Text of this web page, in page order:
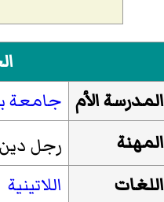
المدرسة الأم جامعة
المهنة
رجل
اللغات
اللاتينية